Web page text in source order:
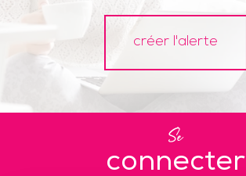
créer l'alerte
Se
connecter